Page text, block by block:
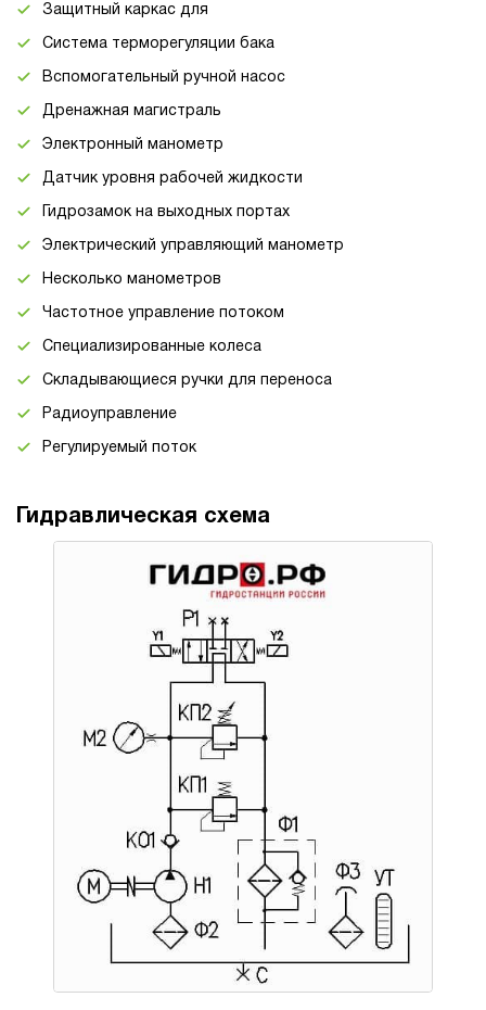
Защитный каркас для
Система терморегуляции бака
Вспомогательный ручной насос
Дренажная магистраль
Электронный манометр
Датчик уровня рабочей жидкости
Гидрозамок на выходных портах
Электрический управляющий манометр
Несколько манометров
Частотное управление потоком
Специализированные колеса
Складывающиеся ручки для переноса
Радиоуправление
Регулируемый поток
Гидравлическая схема